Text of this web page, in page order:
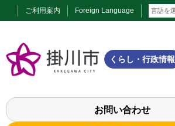
ご利用案内 Foreign Language
くらし・行政情報
お問い合わせ